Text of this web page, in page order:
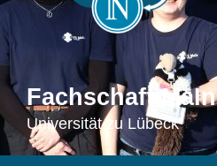
Fachschaft MaIn
Universität zu Lübeck